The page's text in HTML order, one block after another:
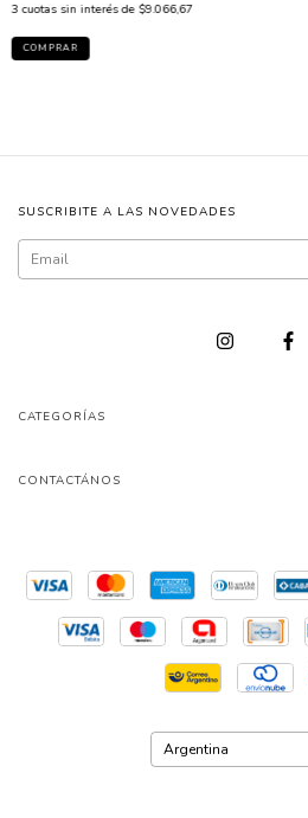
3 cuotas sin interés de $9.066,67
SUSCRIBITE A LAS NOVEDADES
CATEGORÍAS
CONTACTÁNOS